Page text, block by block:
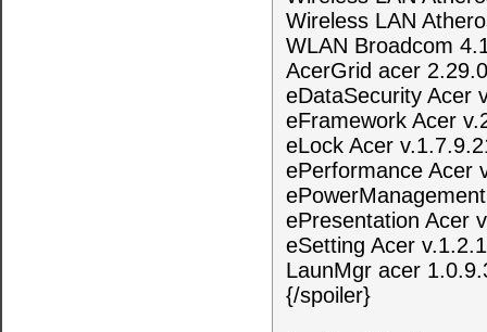
Wireless LAN
WLAN Broadcom
AcerGrid acer
eDataSecurity Acer
eFramework Acer
eLock Acer
ePerformance Acer
ePresentation Acer
eSetting Acer
LaunMgr acer
{/spoiler}